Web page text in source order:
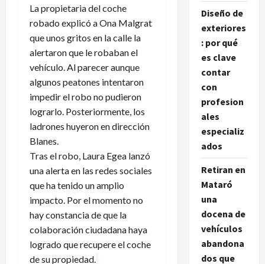
La propietaria del coche
robado explicó a Ona Malgrat
que unos gritos en la calle la
alertaron que le robaban el
vehículo. Al parecer aunque
algunos peatones intentaron
impedir el robo no pudieron
lograrlo. Posteriormente, los
ladrones huyeron en dirección
Blanes.
Tras el robo, Laura Egea lanzó
una alerta en las redes sociales
que ha tenido un amplio
impacto. Por el momento no
hay constancia de que la
colaboración ciudadana haya
logrado que recupere el coche
de su propiedad.
Diseño de
exteriores
: por qué
es clave
contar
con
profesion
ales
especializ
ados
Retiran en
Mataró
una
docena de
vehículos
abandona
dos que